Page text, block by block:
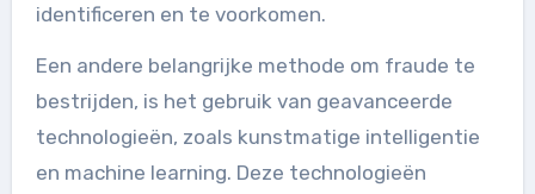
identificeren en te voorkomen.
Een andere belangrijke methode om fraude te
bestrijden, is het gebruik van geavanceerde
technologieën, zoals kunstmatige intelligentie
en machine learning. Deze technologieën